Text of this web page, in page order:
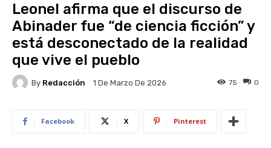
Leonel afirma que el discurso de
Abinader fue “de ciencia ficción” y
está desconectado de la realidad
que vive el pueblo
By Redacción 1 De Marzo De 2026 0
75
Facebook X Pinterest